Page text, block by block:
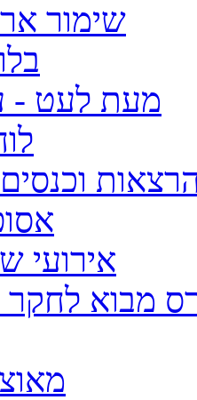
שימור
מעת לעט -
אירועי
מבוא